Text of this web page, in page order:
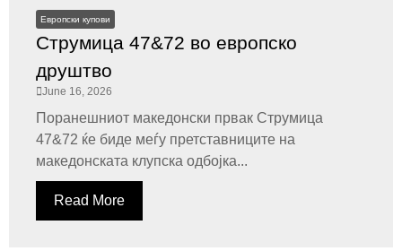
Европски купови
Струмица 47&72 во европско
друштво
June 16, 2026
Поранешниот македонски првак Струмица
47&72 ќе биде меѓу претставниците на
македонската клупска одбојка...
Read More